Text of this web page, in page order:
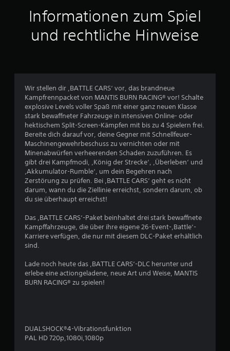
u
s
2
B
e
w
r
t
u
g
Informationen zum Spiel
und rechtliche Hinweise
Wir stellen dir ‚BATTLE CARS‘ vor, das brandneue
Kampfrennpacket von MANTIS BURN RACING® vor! Schalte
explosive Levels voller Spaß mit einer ganz neuen Klasse
stark bewaffneter Fahrzeuge in intensiven Online- oder
hektischem Split-Screen-Kämpfen mit bis zu 4 Spielern frei.
Bereite dich darauf vor, deine Gegner mit Schnellfeuer-
Maschinengewehrbeschuss zu vernichten oder mit
Minenabwürfen verheerenden Schaden zuzuführen. Es
gibt drei Kampfmodi, ‚König der Strecke‘, ‚Überleben‘ und
‚Akkumulator-Rumble‘, um dein Begehren nach
Zerstörung zu prüfen. Bei ‚BATTLE CARS‘ geht es nicht
darum, wann du die Ziellinie erreichst, sondern darum, ob
du sie überhaupt erreichst!
Das ‚BATTLE CARS‘-Paket beinhaltet drei stark bewaffnete
Kampffahrzeuge, die über ihre eigene 26-Event-‚Battle‘-
Karriere verfügen, die nur mit diesem DLC-Paket erhältlich
sind.
Lade noch heute das ‚BATTLE CARS‘-DLC herunter und
erlebe eine actiongeladene, neue Art und Weise, MANTIS
BURN RACING® zu spielen!
DUALSHOCK®4-Vibrationsfunktion
PAL HD 720p,1080i,1080p